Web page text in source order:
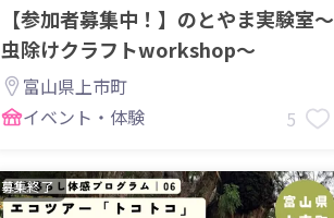
【参加者募集中！】のとやま実験室～
虫除けクラフトworkshop～
富山県上市町
イベント・体験
5
募集終了